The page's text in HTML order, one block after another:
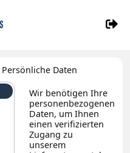
Persönliche Daten
Wir benötigen Ihre
personenbezogenen
Daten, um Ihnen
einen verifizierten
Zugang zu
unserem